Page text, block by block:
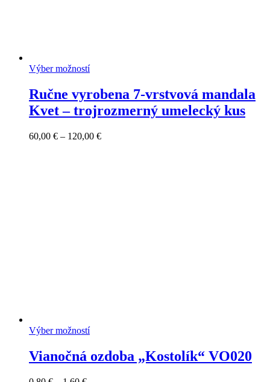
Výber možností
Ručne vyrobena 7-vrstvová mandala
Kvet – trojrozmerný umelecký kus
60,00 € – 120,00 €Price
Výber možností
Vianočná ozdoba „Kostolík“ VO020